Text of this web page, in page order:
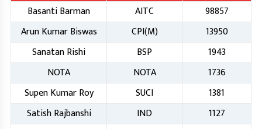
Basanti Barman
AITC
98857
Arun Kumar Biswas
CPI(M)
13950
Sanatan Rishi
BSP
1943
NOTA
NOTA
1736
Supen Kumar Roy
SUCI
1381
Satish Rajbanshi
IND
1127